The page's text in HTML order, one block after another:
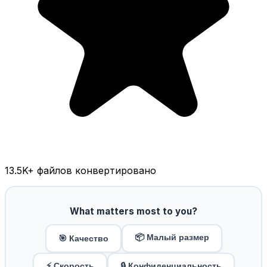
13.5K+ файлов конвертировано
What matters most to you?
🎯 Качество 📦 Малый размер